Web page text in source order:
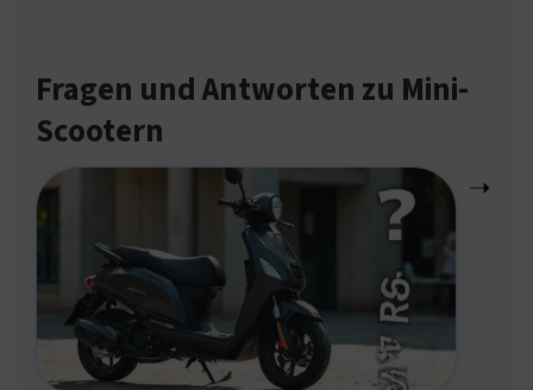
Fragen und Antworten zu Mini-
Scootern
➝